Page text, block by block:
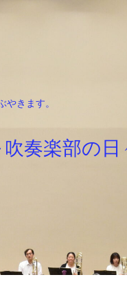
やきます。
奏楽部の日